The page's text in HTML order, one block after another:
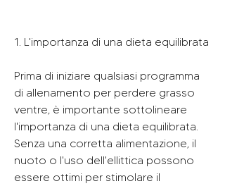
1. L'importanza di una dieta equilibrata
Prima di iniziare qualsiasi programma
di allenamento per perdere grasso
ventre, è importante sottolineare
l'importanza di una dieta equilibrata.
Senza una corretta alimentazione, il
nuoto o l'uso dell'ellittica possono
essere ottimi per stimolare il